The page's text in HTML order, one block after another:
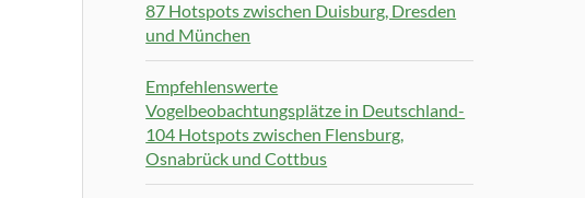
87 Hotspots zwischen Duisburg, Dresden
und München
Empfehlenswerte
Vogelbeobachtungsplätze in Deutschland-
104 Hotspots zwischen Flensburg,
Osnabrück und Cottbus